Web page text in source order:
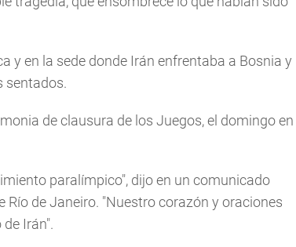
y en la sede donde Irán enfrentaba a Bosnia y
sentados.
de clausura de los Juegos, el domingo en
paralímpico", dijo en un comunicado
de Janeiro. "Nuestro corazón y oraciones
Irán".